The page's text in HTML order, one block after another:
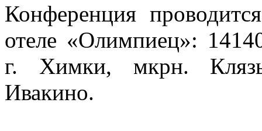
Конференция
отеле «Олимпиец»:
г. Химки, мкрн.
Ивакино.